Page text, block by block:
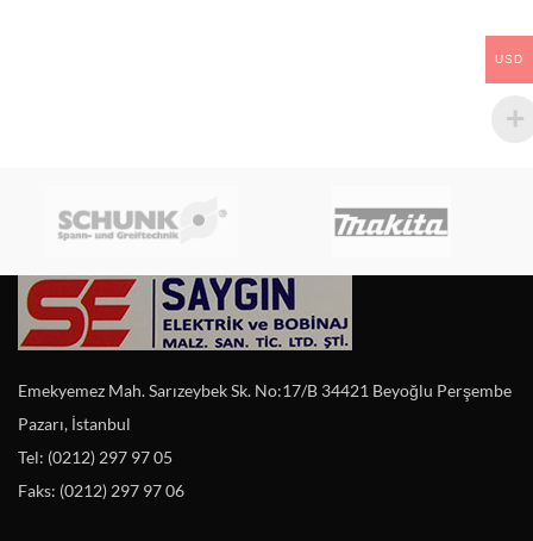
Emekyemez Mah. Sarızeybek Sk. No:17/B 34421 Beyoğlu Perşembe
Pazarı, İstanbul
Tel: (0212) 297 97 05
Faks: (0212) 297 97 06
USD